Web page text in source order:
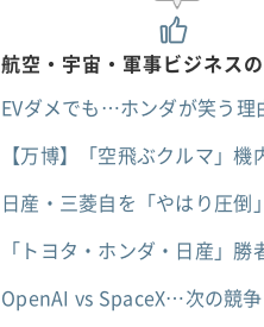
航空・宇宙・軍事ビジネス
EVダメでも…ホンダが笑う理
【万博】「空飛ぶクルマ」
日産・三菱自を「やはり圧倒
「トヨタ・ホンダ・日産」
OpenAI vs SpaceX…次の競